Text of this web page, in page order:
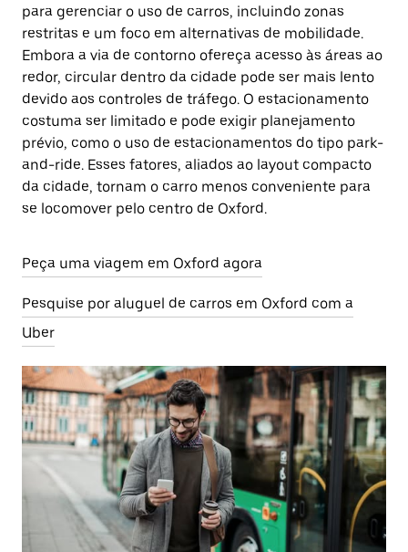
para gerenciar o uso de carros, incluindo zonas
restritas e um foco em alternativas de mobilidade.
Embora a via de contorno ofereça acesso às áreas ao
redor, circular dentro da cidade pode ser mais lento
devido aos controles de tráfego. O estacionamento
costuma ser limitado e pode exigir planejamento
prévio, como o uso de estacionamentos do tipo park-
and-ride. Esses fatores, aliados ao layout compacto
da cidade, tornam o carro menos conveniente para
se locomover pelo centro de Oxford.
Peça uma viagem em Oxford agora
Pesquise por aluguel de carros em Oxford com a
Uber